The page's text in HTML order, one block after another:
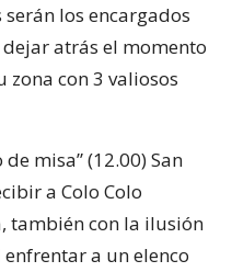
los encargados
atrás el momento
con 3 valiosos
misa” (12.00) San
a Colo Colo
también con la ilusión
a un elenco